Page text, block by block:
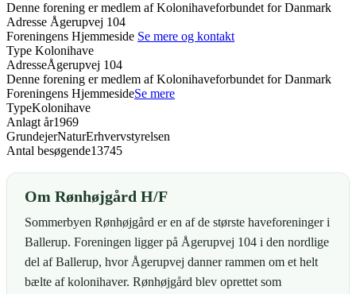
Denne forening er medlem af Kolonihaveforbundet for Danmark
Adresse Ågerupvej 104
Foreningens Hjemmeside Se mere og kontakt
Type Kolonihave
AdresseÅgerupvej 104
Denne forening er medlem af Kolonihaveforbundet for Danmark
Foreningens HjemmesideSe mere
TypeKolonihave
Anlagt år1969
GrundejerNaturErhvervstyrelsen
Antal besøgende13745
Om Rønhøjgård H/F
Sommerbyen Rønhøjgård er en af de største haveforeninger i
Ballerup. Foreningen ligger på Ågerupvej 104 i den nordlige
del af Ballerup, hvor Ågerupvej danner rammen om et helt
bælte af kolonihaver. Rønhøjgård blev oprettet som